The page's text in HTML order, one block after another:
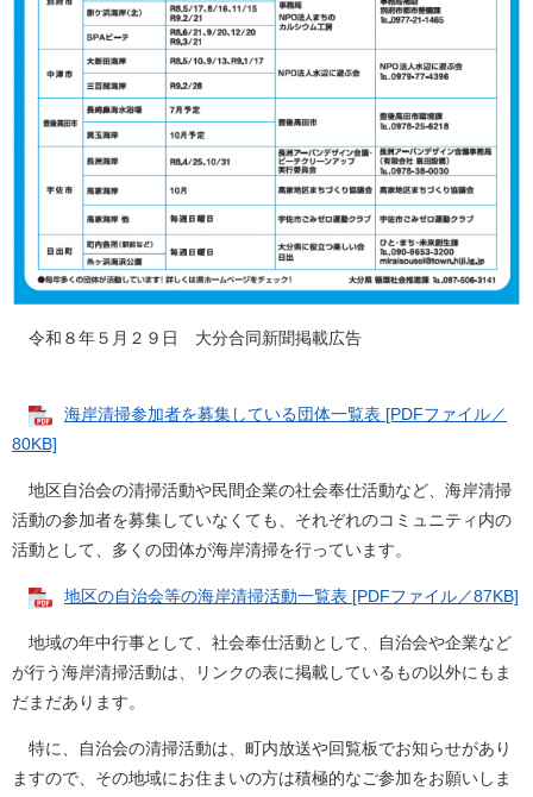
令和８年５月２９日 大分合同新聞掲載広告
海岸清掃参加者を募集している団体一覧表 [PDFファイル／
80KB]
地区自治会の清掃活動や民間企業の社会奉仕活動など、海岸清掃
活動の参加者を募集していなくても、それぞれのコミュニティ内の
活動として、多くの団体が海岸清掃を行っています。
地区の自治会等の海岸清掃活動一覧表 [PDFファイル／87KB]
地域の年中行事として、社会奉仕活動として、自治会や企業など
が行う海岸清掃活動は、リンクの表に掲載しているもの以外にもま
だまだあります。
特に、自治会の清掃活動は、町内放送や回覧板でお知らせがあり
ますので、その地域にお住まいの方は積極的なご参加をお願いしま